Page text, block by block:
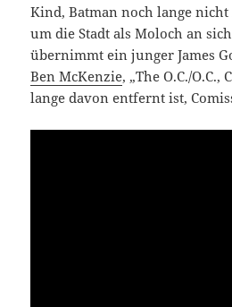
Kind, Batman noch lange
um die Stadt als Moloch an
übernimmt ein junger James
Ben McKenzie, „The O.C./
lange davon entfernt ist,